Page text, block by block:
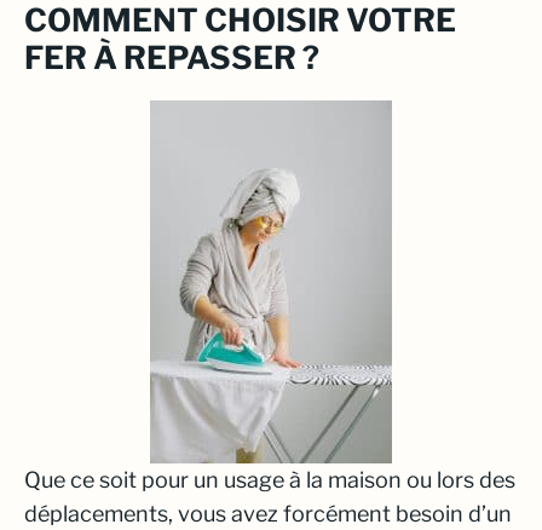
COMMENT CHOISIR VOTRE
FER À REPASSER ?
Que ce soit pour un usage à la maison ou lors des
déplacements, vous avez forcément besoin d’un